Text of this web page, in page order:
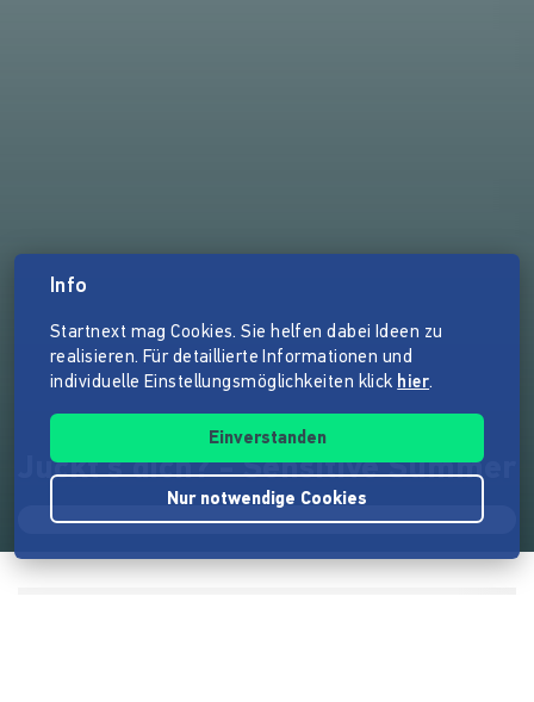
Juckt's dich? - Sensitive Summer
Info
Startnext mag Cookies. Sie helfen dabei Ideen zu
realisieren. Für detaillierte Informationen und
individuelle Einstellungsmöglichkeiten klick hier.
Einverstanden
Nur notwendige Cookies